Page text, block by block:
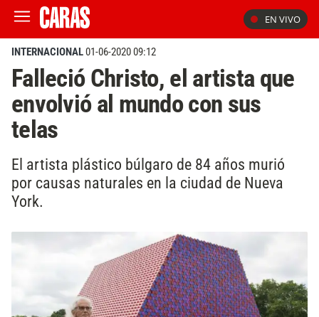
EN VIVO
INTERNACIONAL01-06-2020 09:12
Falleció Christo, el artista que
envolvió al mundo con sus
telas
El artista plástico búlgaro de 84 años murió
por causas naturales en la ciudad de Nueva
York.